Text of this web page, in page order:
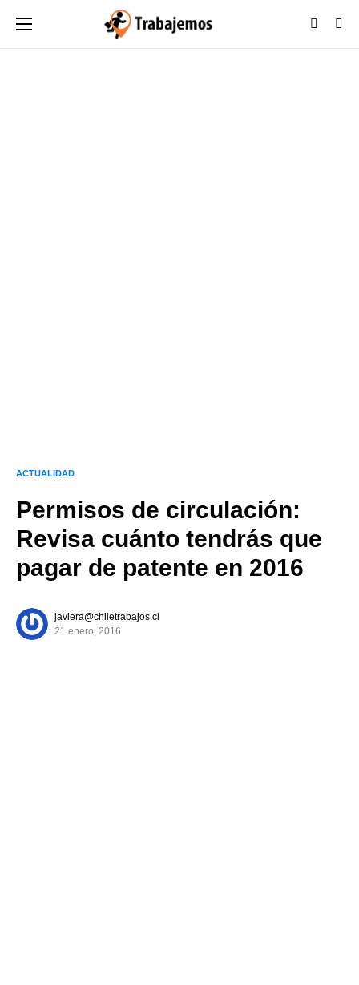
ACTUALIDAD
Permisos de circulación:
Revisa cuánto tendrás que
pagar de patente en 2016
javiera@chiletrabajos.cl
21 enero, 2016